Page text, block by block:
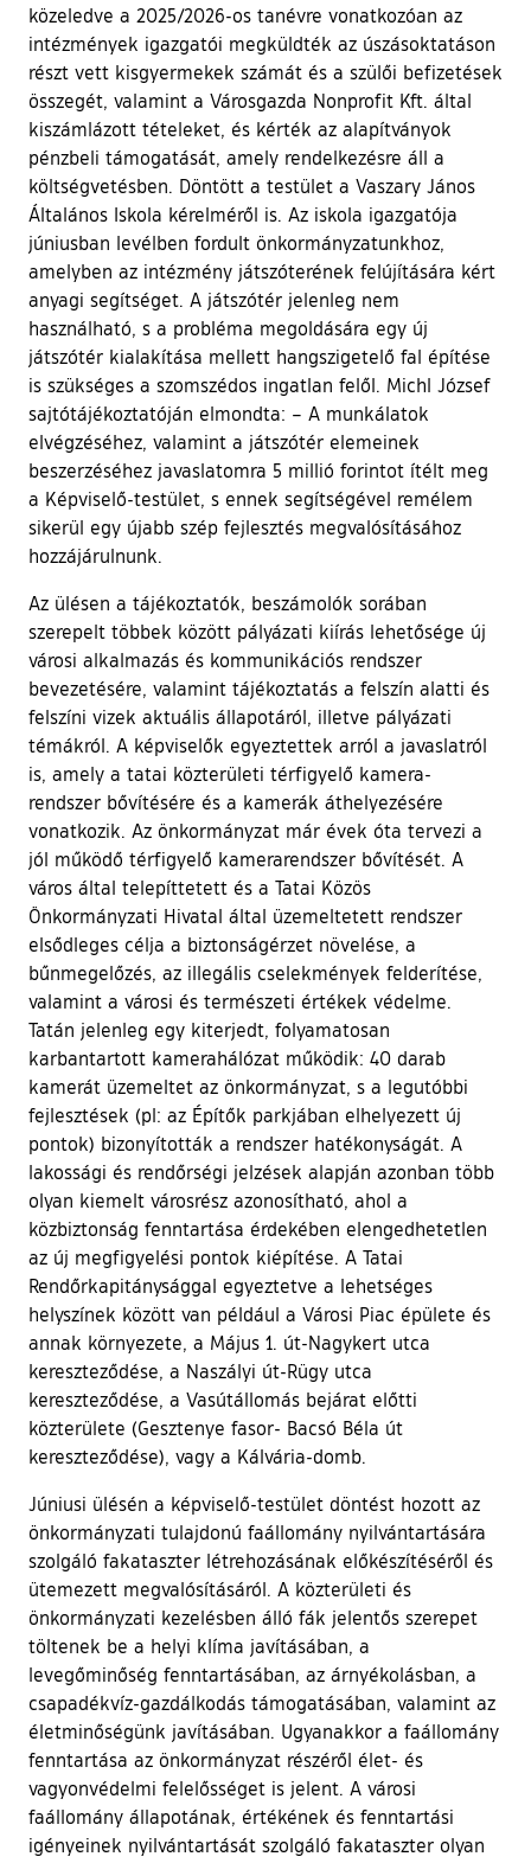
közeledve a 2025/2026-os tanévre vonatkozóan az
intézmények igazgatói megküldték az úszásoktatáson
részt vett kisgyermekek számát és a szülői befizetések
összegét, valamint a Városgazda Nonprofit Kft. által
kiszámlázott tételeket, és kérték az alapítványok
pénzbeli támogatását, amely rendelkezésre áll a
költségvetésben. Döntött a testület a Vaszary János
Általános Iskola kérelméről is. Az iskola igazgatója
júniusban levélben fordult önkormányzatunkhoz,
amelyben az intézmény játszóterének felújítására kért
anyagi segítséget. A játszótér jelenleg nem
használható, s a probléma megoldására egy új
játszótér kialakítása mellett hangszigetelő fal építése
is szükséges a szomszédos ingatlan felől. Michl József
sajtótájékoztatóján elmondta: – A munkálatok
elvégzéséhez, valamint a játszótér elemeinek
beszerzéséhez javaslatomra 5 millió forintot ítélt meg
a Képviselő-testület, s ennek segítségével remélem
sikerül egy újabb szép fejlesztés megvalósításához
hozzájárulnunk.
Az ülésen a tájékoztatók, beszámolók sorában
szerepelt többek között pályázati kiírás lehetősége új
városi alkalmazás és kommunikációs rendszer
bevezetésére, valamint tájékoztatás a felszín alatti és
felszíni vizek aktuális állapotáról, illetve pályázati
témákról. A képviselők egyeztettek arról a javaslatról
is, amely a tatai közterületi térfigyelő kamera-
rendszer bővítésére és a kamerák áthelyezésére
vonatkozik. Az önkormányzat már évek óta tervezi a
jól működő térfigyelő kamerarendszer bővítését. A
város által telepíttetett és a Tatai Közös
Önkormányzati Hivatal által üzemeltetett rendszer
elsődleges célja a biztonságérzet növelése, a
bűnmegelőzés, az illegális cselekmények felderítése,
valamint a városi és természeti értékek védelme.
Tatán jelenleg egy kiterjedt, folyamatosan
karbantartott kamerahálózat működik: 40 darab
kamerát üzemeltet az önkormányzat, s a legutóbbi
fejlesztések (pl: az Építők parkjában elhelyezett új
pontok) bizonyították a rendszer hatékonyságát. A
lakossági és rendőrségi jelzések alapján azonban több
olyan kiemelt városrész azonosítható, ahol a
közbiztonság fenntartása érdekében elengedhetetlen
az új megfigyelési pontok kiépítése. A Tatai
Rendőrkapitánysággal egyeztetve a lehetséges
helyszínek között van például a Városi Piac épülete és
annak környezete, a Május 1. út-Nagykert utca
kereszteződése, a Naszályi út-Rügy utca
kereszteződése, a Vasútállomás bejárat előtti
közterülete (Gesztenye fasor- Bacsó Béla út
kereszteződése), vagy a Kálvária-domb.
Júniusi ülésén a képviselő-testület döntést hozott az
önkormányzati tulajdonú faállomány nyilvántartására
szolgáló fakataszter létrehozásának előkészítéséről és
ütemezett megvalósításáról. A közterületi és
önkormányzati kezelésben álló fák jelentős szerepet
töltenek be a helyi klíma javításában, a
levegőminőség fenntartásában, az árnyékolásban, a
csapadékvíz-gazdálkodás támogatásában, valamint az
életminőségünk javításában. Ugyanakkor a faállomány
fenntartása az önkormányzat részéről élet- és
vagyonvédelmi felelősséget is jelent. A városi
faállomány állapotának, értékének és fenntartási
igényeinek nyilvántartását szolgáló fakataszter olyan